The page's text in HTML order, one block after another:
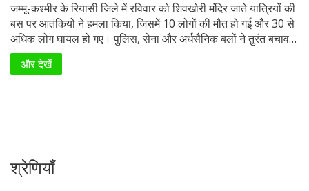
जम्मू-कश्मीर के रियासी जिले में रविवार को शिवखोरी मंदिर जाते यात्रियों की
बस पर आतंकियों ने हमला किया, जिसमें 10 लोगों की मौत हो गई और 30 से
अधिक लोग घायल हो गए। पुलिस, सेना और अर्धसैनिक बलों ने तुरंत बचाव
अभियान शुरू किया। कांग्रेस नेता राहुल गांधी ने हमले की निंदा की और
शोक संतप्त परिवारों के प्रति संवेदना व्यक्त की।
और देखें
श्रेणियाँ